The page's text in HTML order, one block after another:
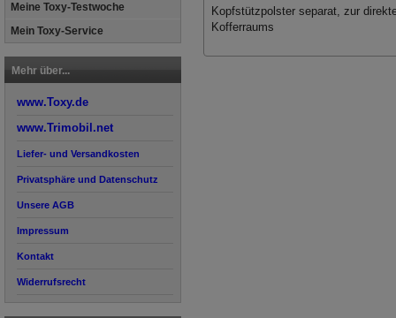
Meine Toxy-Testwoche
Mein Toxy-Service
Mehr über...
www.Toxy.de
www.Trimobil.net
Liefer- und Versandkosten
Privatsphäre und Datenschutz
Unsere AGB
Impressum
Kontakt
Widerrufsrecht
Kopfstützpolster separat, zur
Kofferraums